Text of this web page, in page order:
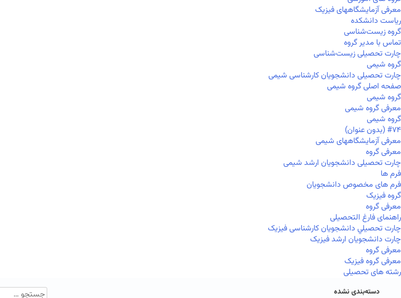
معرفی آزمایشگاههای فیزیک
ریاست دانشکده
گروه زیست‌شناسی
تماس با مدیر گروه
چارت تحصیلی زیست‌شناسی
گروه شیمی
چارت تحصیلی دانشجویان کارشناسی شیمی
صفحه اصلی گروه شیمی
گروه شیمی
معرفی گروه شیمی
گروه شیمی
#۷۴ (بدون عنوان)
معرفی آزمایشگاههای شیمی
معرفی گروه
چارت تحصیلی دانشجویان ارشد شیمی
فرم ها
فرم های مخصوص دانشجویان
گروه فیزیک
معرفی گروه
راهنمای فارغ التحصیلی
چارت تحصيلي دانشجویان کارشناسی فیزیک
چارت دانشجویان ارشد فیزیک
معرفی گروه
معرفی گروه فیزیک
رشته های تحصیلی
دسته‌بندی نشده